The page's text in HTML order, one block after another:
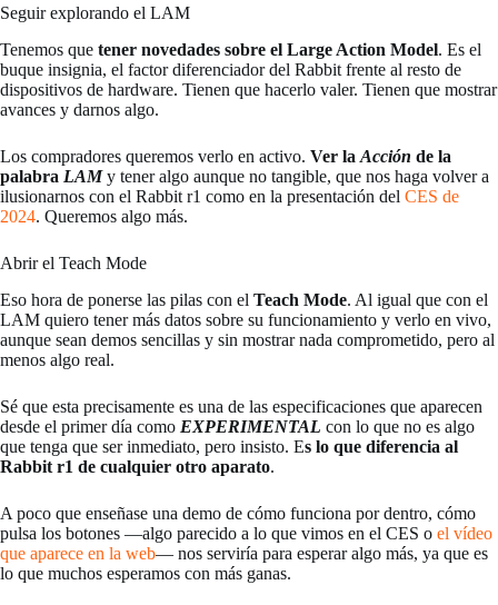
Seguir explorando el LAM
Tenemos que tener novedades sobre el Large Action Model. Es el
buque insignia, el factor diferenciador del Rabbit frente al resto de
dispositivos de hardware. Tienen que hacerlo valer. Tienen que mostrar
avances y darnos algo.
Los compradores queremos verlo en activo. Ver la Acción de la
palabra LAMy tener algo aunque no tangible, que nos haga volver a
ilusionarnos con el Rabbit r1 como en la presentación del CES de
2024. Queremos algo más.
Abrir el Teach Mode
Eso hora de ponerse las pilas con el Teach Mode. Al igual que con el
LAM quiero tener más datos sobre su funcionamiento y verlo en vivo,
aunque sean demos sencillas y sin mostrar nada comprometido, pero al
menos algo real.
Sé que esta precisamente es una de las especificaciones que aparecen
desde el primer día como EXPERIMENTAL con lo que no es algo
que tenga que ser inmediato, pero insisto. Es lo que diferencia al
Rabbit r1 de cualquier otro aparato.
A poco que enseñase una demo de cómo funciona por dentro, cómo
pulsa los botones —algo parecido a lo que vimos en el CES o el vídeo
que aparece en la web— nos serviría para esperar algo más, ya que es
lo que muchos esperamos con más ganas.